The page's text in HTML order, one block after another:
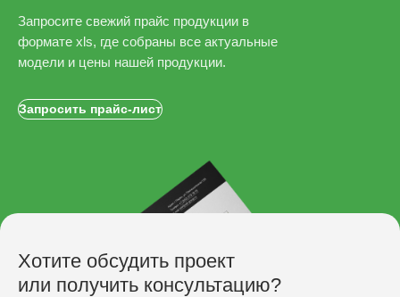
Запросите свежий прайс продукции в
формате xls, где собраны все актуальные
модели и цены нашей продукции.
Запросить прайс-лист
Хотите обсудить проект
или получить консультацию?